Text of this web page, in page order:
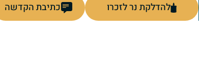
להדלקת נר לזכרו כתיבת הקדשה